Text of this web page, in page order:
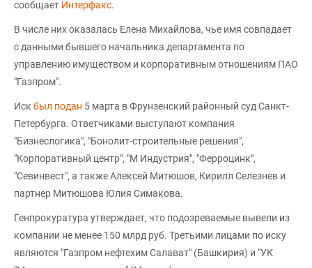
сообщает Интерфакс.
В числе них оказалась Елена Михайлова, чье имя совпадает
с данными бывшего начальника департамента по
управлению имуществом и корпоративным отношениям ПАО
"Газпром".
Иск был подан 5 марта в Фрунзенский районный суд Санкт-
Петербурга. Ответчиками выступают компания
"Бизнеслогика", "Бонолит-строительные решения",
"Корпоративный центр", "М Индустрия", "Ферроцинк",
"Севинвест", а также Алексей Митюшов, Кирилл Селезнев и
партнер Митюшова Юлия Симакова.
Генпрокуратура утверждает, что подозреваемые вывели из
компании не менее 150 млрд руб. Третьими лицами по иску
являются "Газпром нефтехим Салават" (Башкирия) и "УК